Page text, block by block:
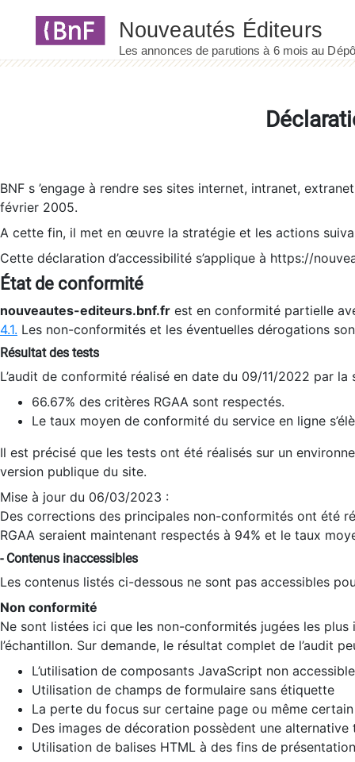
BNF s ’engage à rendre ses sites internet, intranet,
février 2005.
A cette fin, il met en œuvre la stratégie et les actions
Cette déclaration d’accessibilité s’applique à https://
État de conformité
nouveautes-editeurs.bnf.fr est en conformité partielle
4.1. Les non-conformités et les éventuelles dérogations
Résultat des tests
L’audit de conformité réalisé en date du 09/11/2022 par
66.67% des critères RGAA sont respectés.
Le taux moyen de conformité du service en ligne
Il est précisé que les tests ont été réalisés sur un
version publique du site.
Mise à jour du 06/03/2023 :
Des corrections des principales non-conformités ont été
RGAA seraient maintenant respectés à 94% et le taux
- Contenus inaccessibles
Les contenus listés ci-dessous ne sont pas accessibles
Non conformité
Ne sont listées ici que les non-conformités jugées les
l’échantillon. Sur demande, le résultat complet de l’audit
L’utilisation de composants JavaScript non
Utilisation de champs de formulaire sans étiquette
La perte du focus sur certaine page ou même
Des images de décoration possèdent une alternative
Utilisation de balises HTML à des fins de